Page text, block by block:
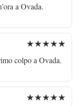
a Ovada.
★★★★★
colpo a Ovada.
★★★★★